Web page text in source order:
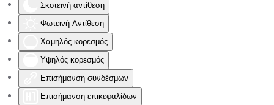
Σκοτεινή αντίθεση
Φωτεινή Αντίθεση
Χαμηλός κορεσμός
Υψηλός κορεσμός
Επισήμανση συνδέσμων
Επισήμανση επικεφαλίδων